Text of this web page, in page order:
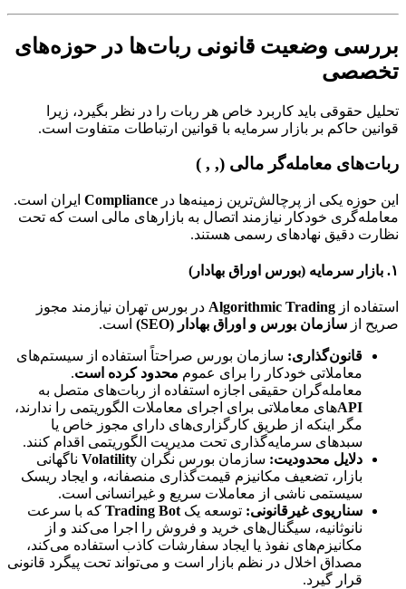
بررسی وضعیت قانونی ربات‌ها در حوزه‌های
تخصصی
تحلیل حقوقی باید کاربرد خاص هر ربات را در نظر بگیرد، زیرا
قوانین حاکم بر بازار سرمایه با قوانین ارتباطات متفاوت است.
ربات‌های معامله‌گر مالی (, , )
این حوزه یکی از پرچالش‌ترین زمینه‌ها در Compliance ایران است.
معامله‌گری خودکار نیازمند اتصال به بازارهای مالی است که تحت
نظارت دقیق نهادهای رسمی هستند.
۱. بازار سرمایه (بورس اوراق بهادار)
استفاده از Algorithmic Trading در بورس تهران نیازمند مجوز
صریح از سازمان بورس و اوراق بهادار (SEO) است.
قانون‌گذاری: سازمان بورس صراحتاً استفاده از سیستم‌های
معاملاتی خودکار را برای عموم محدود کرده است.
معامله‌گران حقیقی اجازه استفاده از ربات‌های متصل به
APIهای معاملاتی برای اجرای معاملات الگوریتمی را ندارند،
مگر اینکه از طریق کارگزاری‌های دارای مجوز خاص یا
سبدهای سرمایه‌گذاری تحت مدیریت الگوریتمی اقدام کنند.
دلایل محدودیت: سازمان بورس نگران Volatility ناگهانی
بازار، تضعیف مکانیزم قیمت‌گذاری منصفانه، و ایجاد ریسک
سیستمی ناشی از معاملات سریع و غیرانسانی است.
سناریوی غیرقانونی: توسعه یک Trading Bot که با سرعت
نانوثانیه، سیگنال‌های خرید و فروش را اجرا می‌کند و از
مکانیزم‌های نفوذ یا ایجاد سفارشات کاذب استفاده می‌کند،
مصداق اخلال در نظم بازار است و می‌تواند تحت پیگرد قانونی
قرار گیرد.